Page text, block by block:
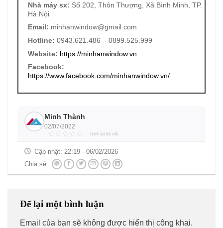
Nhà máy sx: Số 202, Thôn Thượng, Xã Bình Minh, TP.
Hà Nội
Email: minhanwindow@gmail.com
Hotline: 0943.621.486 – 0899.525.999
Website: https://minhanwindow.vn
Facebook:
https://www.facebook.com/minhanwindow.vn/
Minh Thành
02/07/2022
Đánh giá bài viết
Cập nhật: 22:19 - 06/02/2026
Chia sẻ:
Để lại một bình luận
Email của bạn sẽ không được hiển thị công khai.